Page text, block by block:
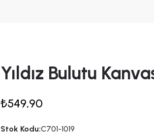
Yıldız Bulutu
₺549,90
Stok Kodu:C701-1019